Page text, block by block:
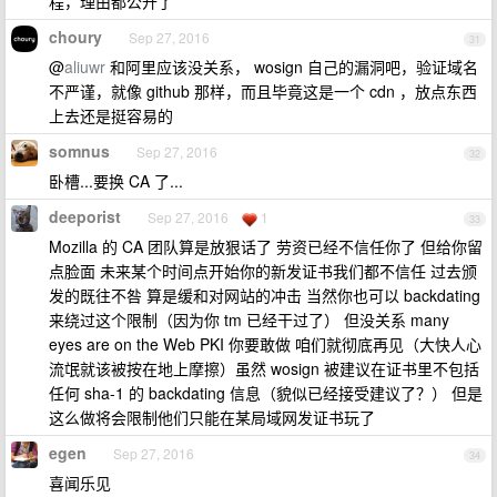
31
choury Sep 27, 2016
@aliuwr 和阿里应该没关系， wosign 自己的漏洞吧，验证域名
不严谨，就像 github 那样，而且毕竟这是一个 cdn ，放点东西
上去还是挺容易的
32
somnus Sep 27, 2016
卧槽...要换 CA 了...
33
deeporist Sep 27, 2016 1
Mozilla 的 CA 团队算是放狠话了 劳资已经不信任你了 但给你留
点脸面 未来某个时间点开始你的新发证书我们都不信任 过去颁
发的既往不咎 算是缓和对网站的冲击 当然你也可以 backdating
来绕过这个限制（因为你 tm 已经干过了） 但没关系 many
eyes are on the Web PKI 你要敢做 咱们就彻底再见（大快人心
流氓就该被按在地上摩擦）虽然 wosign 被建议在证书里不包括
任何 sha-1 的 backdating 信息（貌似已经接受建议了？） 但是
这么做将会限制他们只能在某局域网发证书玩了
34
egen Sep 27, 2016
喜闻乐见